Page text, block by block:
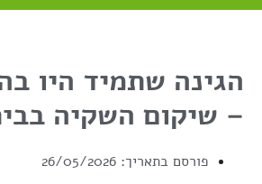
הגינה שתמיד היו
– שיקום השקיה
פורסם בתאריך: 26/05/2026